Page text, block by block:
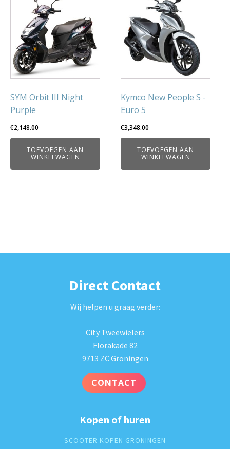
SYM Orbit III Night
Purple
€2,148.00
TOEVOEGEN AAN
WINKELWAGEN
Kymco New People S -
Euro 5
€3,348.00
TOEVOEGEN AAN
WINKELWAGEN
Direct Contact
Wij helpen u graag verder:
City Tweewielers
Florakade 82
9713 ZC Groningen
CONTACT
Kopen of huren
SCOOTER KOPEN GRONINGEN